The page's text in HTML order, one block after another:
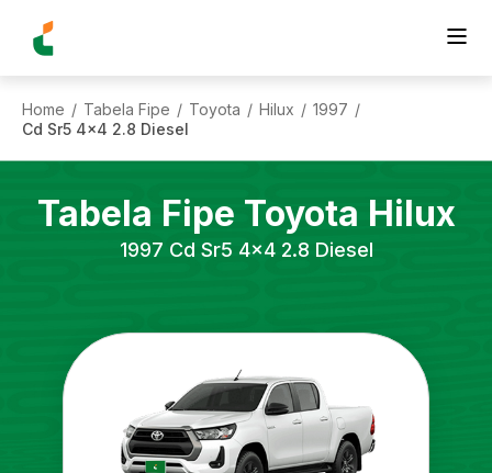
Home / Tabela Fipe / Toyota / Hilux / 1997 /
Cd Sr5 4x4 2.8 Diesel
Tabela Fipe Toyota Hilux
1997 Cd Sr5 4x4 2.8 Diesel